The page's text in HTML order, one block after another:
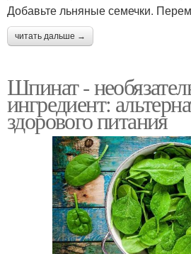
Добавьте льняные семечки.
читать дальше →
Шпинат -
ингредиент:
здорового питания